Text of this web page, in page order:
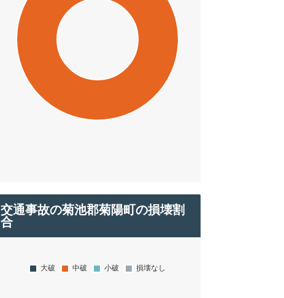
交通事故の菊池郡菊陽町の損壊割
合